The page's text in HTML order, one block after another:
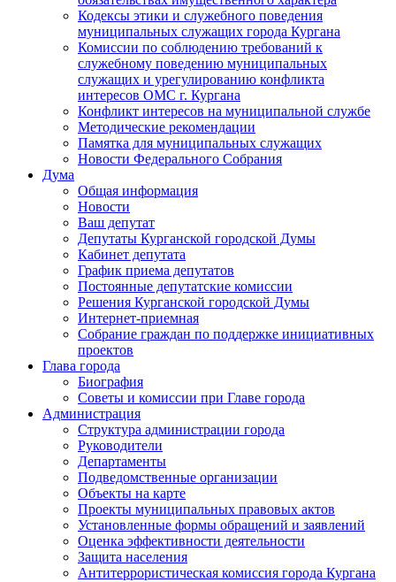
Кодексы этики и служебного поведения
муниципальных служащих города Кургана
Комиссии по соблюдению требований к
служебному поведению муниципальных
служащих и урегулированию конфликта
интересов ОМС г. Кургана
Конфликт интересов на муниципальной службе
Методические рекомендации
Памятка для муниципальных служащих
Новости Федерального Cобрания
Дума
Общая информация
Новости
Ваш депутат
Депутаты Курганской городской Думы
Кабинет депутата
График приема депутатов
Постоянные депутатские комиссии
Решения Курганской городской Думы
Интернет-приемная
Собрание граждан по поддержке инициативных
проектов
Глава города
Биография
Советы и комиссии при Главе города
Администрация
Структура администрации города
Руководители
Департаменты
Подведомственные организации
Объекты на карте
Проекты муниципальных правовых актов
Установленные формы обращений и заявлений
Оценка эффективности деятельности
Защита населения
Антитеррористическая комиссия города Кургана